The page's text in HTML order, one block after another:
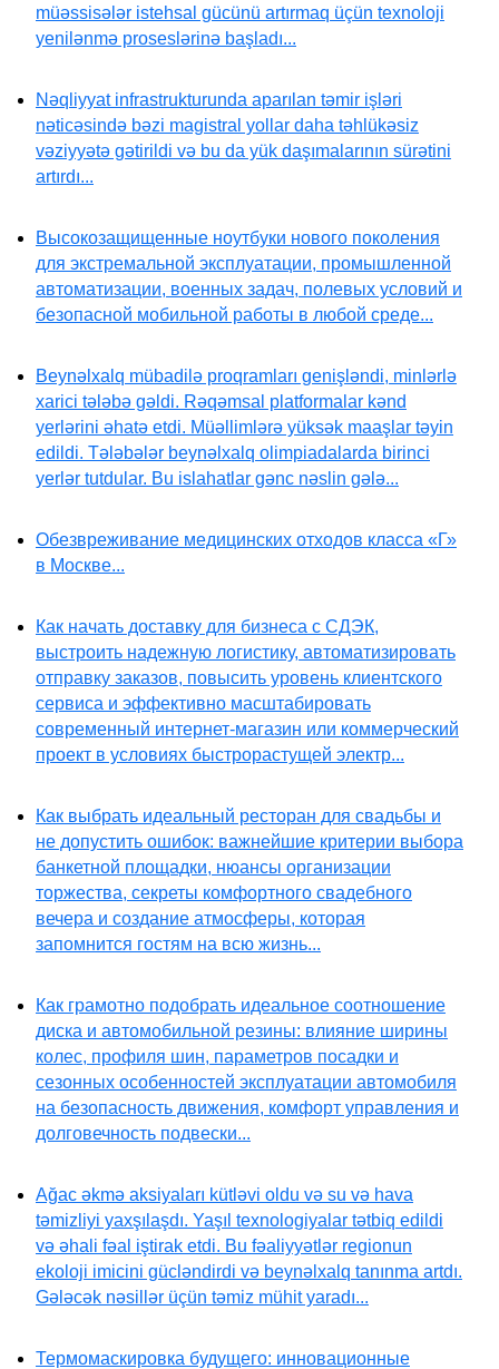
müəssisələr istehsal gücünü artırmaq üçün texnoloji
yenilənmə proseslərinə başladı...
Nəqliyyat infrastrukturunda aparılan təmir işləri
nəticəsində bəzi magistral yollar daha təhlükəsiz
vəziyyətə gətirildi və bu da yük daşımalarının sürətini
artırdı...
Высокозащищенные ноутбуки нового поколения
для экстремальной эксплуатации, промышленной
автоматизации, военных задач, полевых условий и
безопасной мобильной работы в любой среде...
Beynəlxalq mübadilə proqramları genişləndi, minlərlə
xarici tələbə gəldi. Rəqəmsal platformalar kənd
yerlərini əhatə etdi. Müəllimlərə yüksək maaşlar təyin
edildi. Tələbələr beynəlxalq olimpiadalarda birinci
yerlər tutdular. Bu islahatlar gənc nəslin gələ...
Обезвреживание медицинских отходов класса «Г»
в Москве...
Как начать доставку для бизнеса с СДЭК,
выстроить надежную логистику, автоматизировать
отправку заказов, повысить уровень клиентского
сервиса и эффективно масштабировать
современный интернет-магазин или коммерческий
проект в условиях быстрорастущей электр...
Как выбрать идеальный ресторан для свадьбы и
не допустить ошибок: важнейшие критерии выбора
банкетной площадки, нюансы организации
торжества, секреты комфортного свадебного
вечера и создание атмосферы, которая
запомнится гостям на всю жизнь...
Как грамотно подобрать идеальное соотношение
диска и автомобильной резины: влияние ширины
колес, профиля шин, параметров посадки и
сезонных особенностей эксплуатации автомобиля
на безопасность движения, комфорт управления и
долговечность подвески...
Ağac əkmə aksiyaları kütləvi oldu və su və hava
təmizliyi yaxşılaşdı. Yaşıl texnologiyalar tətbiq edildi
və əhali fəal iştirak etdi. Bu fəaliyyətlər regionun
ekoloji imicini gücləndirdi və beynəlxalq tanınma artdı.
Gələcək nəsillər üçün təmiz mühit yaradı...
Термомаскировка будущего: инновационные